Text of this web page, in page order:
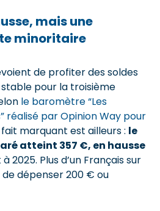
mais une
minoritaire
de profiter des soldes
stable pour la troisième
le baromètre “Les
réalisé par Opinion Way pour
fait marquant est ailleurs : le
atteint 357 €, en hausse
2025. Plus d’un Français sur
de dépenser 200 € ou